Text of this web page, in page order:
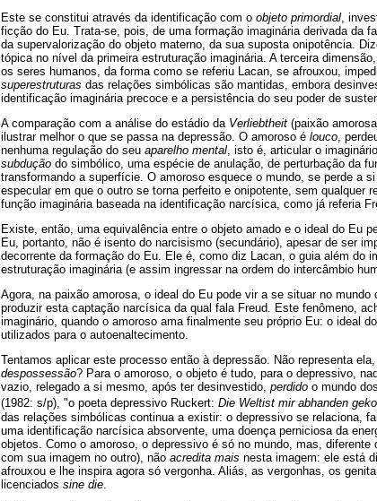
Este se constitui através da identificação com o objeto primordial ,
ficção do Eu. Trata-se, pois, de uma formação imaginária derivada da
da supervalorização do objeto materno, da sua suposta onipotência.
tópica no nível da primeira estruturação imaginária. A terceira
os seres humanos, da forma como se referiu Lacan, se afrouxou,
superestruturas das relações simbólicas são mantidas, embora
identificação imaginária precoce e a persistência do seu poder de
A comparação com a análise do estádio da Verliebtheit (paixão
ilustrar melhor o que se passa na depressão. O amoroso é louco ,
nenhuma regulação do seu aparelho mental , isto é, articular o
subdução do simbólico, uma espécie de anulação, de perturbação da
transformando a superfície. O amoroso esquece o mundo, se perde a
especular em que o outro se torna perfeito e onipotente, sem qualquer
função imaginária baseada na identificação narcísica, como já referia
Existe, então, uma equivalência entre o objeto amado e o ideal do Eu
Eu, portanto, não é isento do narcisismo (secundário), apesar de ser
decorrente da formação do Eu. Ele é, como diz Lacan, o guia além do
estruturação imaginária (e assim ingressar na ordem do intercâmbio
Agora, na paixão amorosa, o ideal do Eu pode vir a se situar no
produzir esta captação narcísica da qual fala Freud. Este fenômeno,
imaginário, quando o amoroso ama finalmente seu próprio Eu: o ideal
utilizados para o autoenaltecimento.
Tentamos aplicar este processo então à depressão. Não representa
despossessão? Para o amoroso, o objeto é tudo, para o depressivo,
vazio, relegado a si mesmo, após ter desinvestido, perdido o mundo
(1982: s/p), "o poeta depressivo Ruckert: Die Weltist mir abhanden
das relações simbólicas continua a existir: o depressivo se relaciona,
uma identificação narcísica absorvente, uma doença perniciosa da
objetos. Como o amoroso, o depressivo é só no mundo, mas,
com sua imagem no outro), não acredita mais nesta imagem: ele está
afrouxou e lhe inspira agora só vergonha. Aliás, as vergonhas, os
licenciados sine die